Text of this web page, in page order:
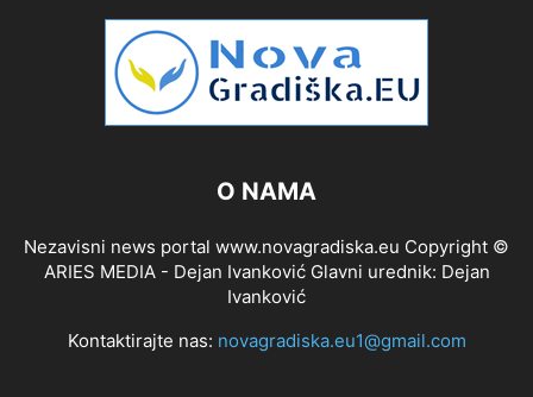
O NAMA
Nezavisni news portal www.novagradiska.eu Copyright ©
ARIES MEDIA - Dejan Ivanković Glavni urednik: Dejan
Ivanković
Kontaktirajte nas: novagradiska.eu1@gmail.com